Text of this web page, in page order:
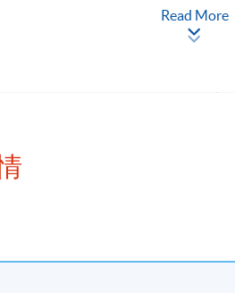
行及金融機構從事風險管理工作，
模型研究。他對固定收益產品、利
Read More